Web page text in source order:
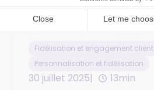
Fidélisation et engagement client
Personnalisation et fidélisation
30 juillet 2025 13min